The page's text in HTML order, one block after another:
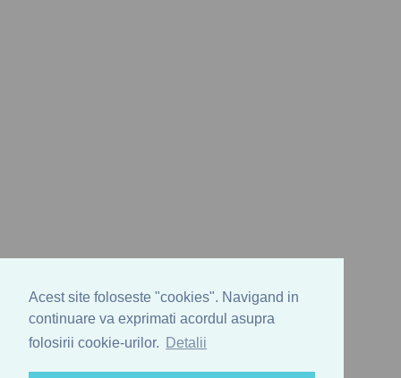
Acest site foloseste "cookies". Navigand in
continuare va exprimati acordul asupra
folosirii cookie-urilor.
Detalii